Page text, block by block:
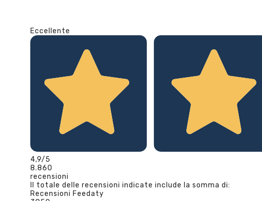
Eccellente
4,9/5
8.860
recensioni
Il totale delle recensioni indicate include la somma di:
Recensioni Feedaty